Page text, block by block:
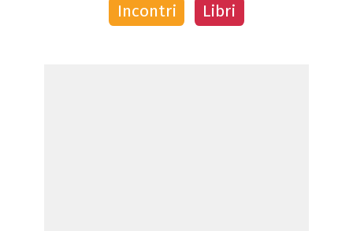
Incontri Libri